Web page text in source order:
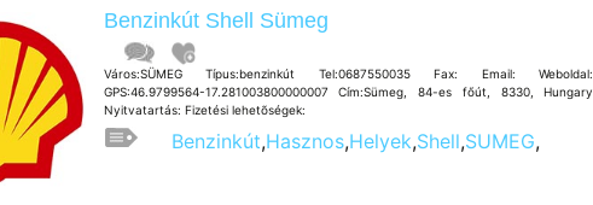
Benzinkút Shell Sümeg
Város:SÜMEG Típus:benzinkút Tel:0687550035 Fax: Email: Weboldal:
GPS:46.9799564-17.281003800000007 Cím:Sümeg, 84-es főút, 8330, Hungary
Nyitvatartás: Fizetési lehetõségek:
Benzinkút,Hasznos,Helyek,Shell,SUMEG,